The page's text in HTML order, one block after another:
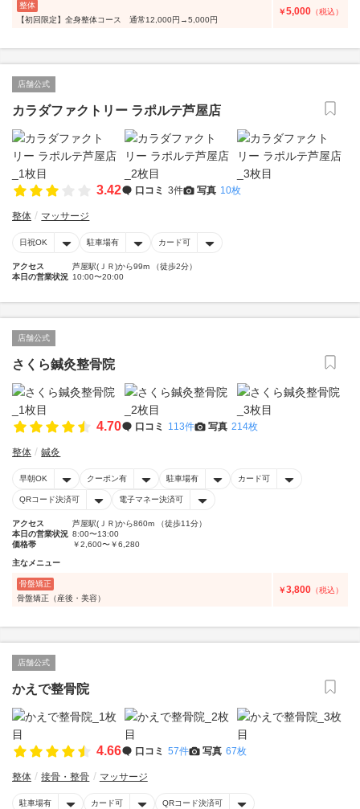
整体
【初回限定】全身整体コース 通常12,000円→5,000円
￥5,000 （税込）
店舗公式
カラダファクトリー ラポルテ芦屋店
3.42 口コミ 3件 写真 10枚
整体 マッサージ
日祝OK 駐車場有 カード可
アクセス
芦屋駅(ＪＲ)から99m （徒歩2分）
本日の営業状況 10:00〜20:00
店舗公式
さくら鍼灸整骨院
4.70 口コミ 113件 写真 214枚
整体 鍼灸
早朝OK クーポン有 駐車場有 カード可
QRコード決済可 電子マネー決済可
アクセス
芦屋駅(ＪＲ)から860m （徒歩11分）
本日の営業状況 8:00〜13:00
価格帯
￥2,600〜￥6,280
主なメニュー
骨盤矯正
骨盤矯正（産後・美容）
￥3,800 （税込）
店舗公式
かえで整骨院
4.66 口コミ 57件 写真 67枚
整体 接骨・整骨 マッサージ
駐車場有 カード可 QRコード決済可